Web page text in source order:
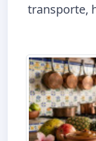
transporte,